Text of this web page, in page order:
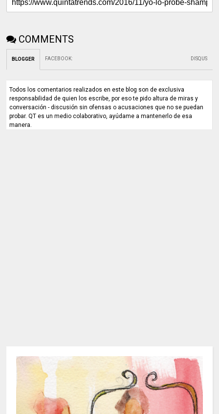
COMMENTS
BLOGGER FACEBOOK: DISQUS
Todos los comentarios realizados en este blog son de exclusiva
responsabilidad de quien los escribe, por eso te pido altura de miras y
conversación - discusión sin ofensas o acusaciones que no se puedan
probar. QT es un medio colaborativo, ayúdame a mantenerlo de esa
manera.